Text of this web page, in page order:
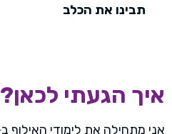
תבינו את הכלב
איך הגעתי לכאן?